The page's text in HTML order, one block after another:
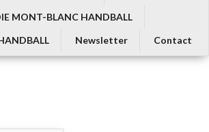
MONT-BLANC HANDBALL
Newsletter Contact